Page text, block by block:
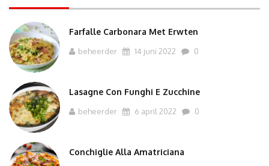
Farfalle Carbonara Met Erwten
beheerder 14 juni 2022 0
Lasagne Con Funghi E Zucchine
beheerder 6 april 2022 0
Conchiglie Alla Amatriciana